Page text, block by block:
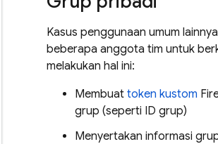
Kasus penggunaan umum
beberapa anggota tim untuk
melakukan hal ini:
Membuat token kustom
grup (seperti ID grup)
Menyertakan informasi